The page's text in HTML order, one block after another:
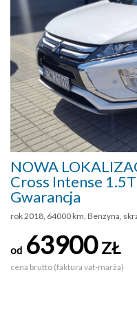
NOWA
Cross Intense
Gwarancja
rok 2018, 64000 km, Benzyna,
od 63900ZŁ
cena brutto (faktura vat-marża)